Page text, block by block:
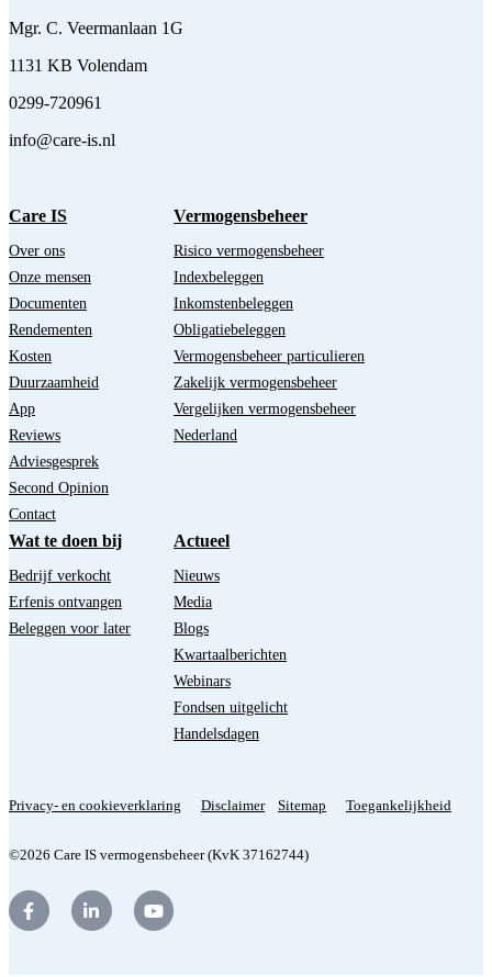
Mgr. C. Veermanlaan 1G
1131 KB Volendam
0299-720961
info@care-is.nl
Care IS
Over ons
Onze mensen
Documenten
Rendementen
Kosten
Duurzaamheid
App
Reviews
Adviesgesprek
Second Opinion
Contact
Vermogensbeheer
Risico vermogensbeheer
Indexbeleggen
Inkomstenbeleggen
Obligatiebeleggen
Vermogensbeheer particulieren
Zakelijk vermogensbeheer
Vergelijken vermogensbeheer
Nederland
Wat te doen bij
Bedrijf verkocht
Erfenis ontvangen
Beleggen voor later
Actueel
Nieuws
Media
Blogs
Kwartaalberichten
Webinars
Fondsen uitgelicht
Handelsdagen
Privacy- en cookieverklaring Disclaimer Sitemap Toegankelijkheid
©2026 Care IS vermogensbeheer (KvK 37162744)